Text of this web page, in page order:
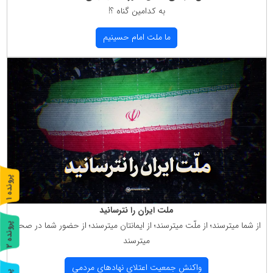
به كدامین گناه ؟!
ما ملت امام حسینیم
ملت ایران را نترسانید
از شما میترسند؛ از ملّت میترسند؛ از ایمانتان میترسند؛ از حضور شما در صحنه
میترسند
واكنش جمعیت اعتلای نهادهای مردمی
پ
ر
و
ن
د
ه
1
پ
ر
و
ن
د
ه
2